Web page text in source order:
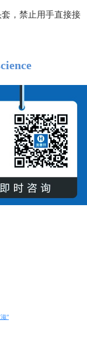
，禁止用手直接接
”